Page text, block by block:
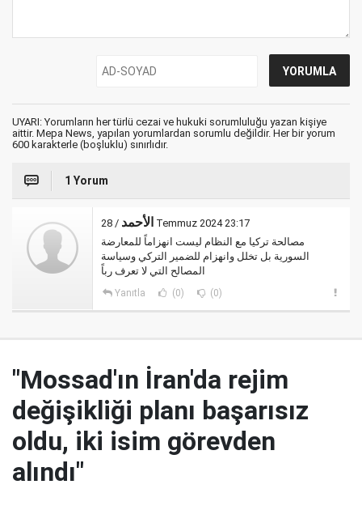
UYARI: Yorumların her türlü cezai ve hukuki sorumluluğu yazan kişiye
aittir. Mepa News, yapılan yorumlardan sorumlu değildir. Her bir yorum
600 karakterle (boşluklu) sınırlıdır.
1 Yorum
الأحمد / 28 Temmuz 2024 23:17
مصالحة تركيا مع النظام ليست انهزاماً للمعارضة
السورية بل تخلل وانهزام للضمير التركي وسياسة
المصالح التي لا تعرف رباً
Yanıtla (0) (0)
"Mossad'ın İran'da rejim
değişikliği planı başarısız
oldu, iki isim görevden
alındı"